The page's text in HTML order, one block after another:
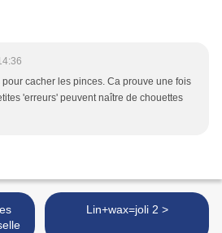
pour cacher les pinces. Ca prouve une fois
'erreurs' peuvent naître de chouettes
Lin+wax=joli 2 >